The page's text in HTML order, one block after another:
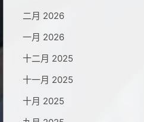
二月 2026
一月 2026
十二月 2025
十一月 2025
十月 2025